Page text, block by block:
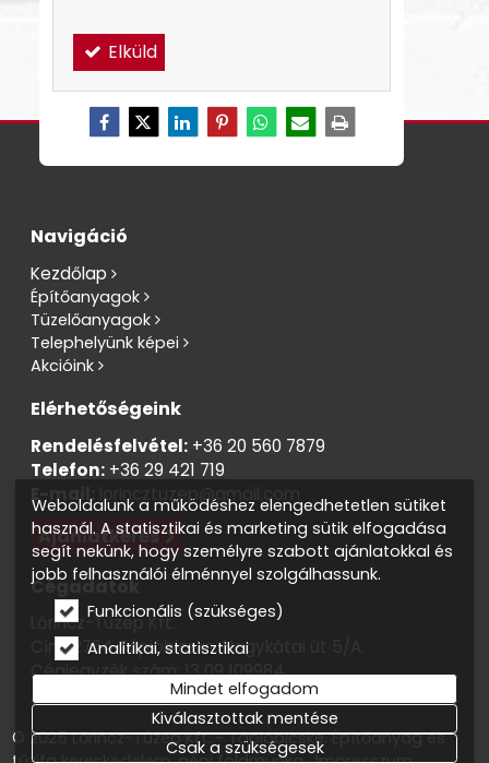
Elküld
Navigáció
Kezdőlap
Építőanyagok
Tüzelőanyagok
Telephelyünk képei
Akcióink
Elérhetőségeink
Rendelésfelvétel: +36 20 560 7879
Telefon: +36 29 421 719
E-mail: lorincztuzep@gmail.com
Ajánlatkérés
Cégadatok
Lőrincz-Tüzép Kft.
Cím: 2764 Tápióbicske, Nagykátai út 5/A.
Cégjegyzék szám: 13 09 109984
Adószám: 13819138-2-13
© 2025 Lőrincz-Tüzép Kft. - Tápióbicske. Építőanyag és
Weboldalunk a működéshez elengedhetetlen sütiket
használ. A statisztikai és marketing sütik elfogadása
segít nekünk, hogy személyre szabott ajánlatokkal és
jobb felhasználói élménnyel szolgálhassunk.
Funkcionális (szükséges)
Analitikai, statisztikai
Mindet elfogadom
Kiválasztottak mentése
Csak a szükségesek